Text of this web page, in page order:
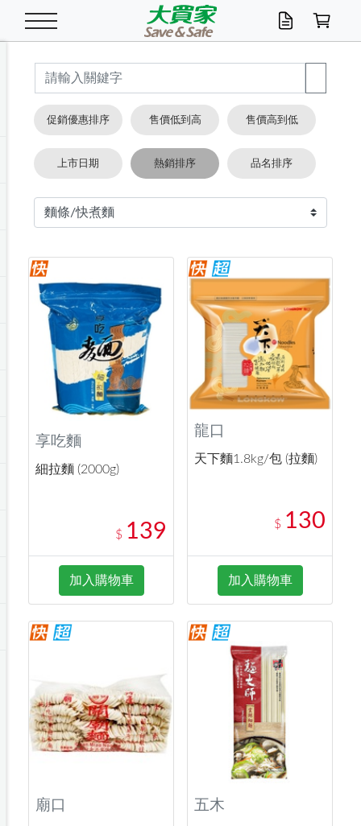
米/五穀/濃湯 米/糙米
五穀/南北貨
湯類/湯塊
油/調味料
食用油
醬油.油膏.蠔油
泡麵 / 麵條
包麵
碗麵/義大利麵
麵條/快煮麵/米粉
魚罐
醬菜/玉米罐
點心罐
休閒零嘴 初一十五拜拜懶
零嘴
堅果/海苔
美味餅乾
餅乾
糕餅/點心
糖果/巧克力
糖果/蜜餞/果凍
巧克力
茶飲料
果汁咖啡
碳酸/礦泉水
機能飲料
箱購飲料
養生保健/常備品 雞精/飲品
機能保健
▶保健品牌推薦
奶粉/穀麥片
奶粉
麥片/玉米片
沖調穀粉/隨手包
特色茶品
綠茶
紅茶
奶茶/花草茶
黑糖桂圓/蜂蜜醋
即溶咖啡
咖啡豆/粉/濾掛
可可/糖/奶精
沐浴乳香皂 沐浴乳
香皂/洗手乳
美髮造型
洗髮/護髮
造型髮品
口腔清潔
牙 刷
牙膏/漱口水
潔顏產品
卸妝/粉刺調理
開架/身體保養
臉部保養
面/眼膜
鍋具/飲水/廚房 鍋具/餐具
保鮮/微波
掃除用具/照明/五金
掃除/清潔用具
洗衣/曬衣用具
電池/延長線
修繕/五金/祭祀
傢飾/收納/衛浴
寢具/家具
收納用品
衛浴/毛巾
寵物食品
寵物清潔/百貨
衛生紙/濕巾 抽取衛生紙/濕巾
廚房紙巾/平版/
箱購免運區
衣物清潔
洗衣精
洗衣粉/皂
漂白水/柔軟精
居家清潔
廚房/餐具清潔
浴廁/水管清潔
居家清潔/除濕芳
衛生棉
成人/嬰兒紙尿褲
箱購免運區
嬰兒尿布
成人紙尿褲
廚房家電 料理鍋具
烤箱/微波/電磁爐
快煮壺/烘碗機
季節家電
除濕/清淨機
風扇/防蚊家電
生活家電
除塵家電
美容家電
電腦周邊
數位週邊
手機/平板周邊
文具/辦公用品 文具用品
辦公文具/收納
玩具/擺設小物
汽機車百貨
機車/腳踏車百貨
汽車百貨
休閒/運動
戶外/休閒用品
健身/按摩/瑜珈
測量/護具/其他
服飾內著
配件
男/女/機能包
冷凍免運 生鮮食品
調理食品
箱購免運
食品免運
清潔用品免運
居家/汽百用品
主題專區
季節活動
店長推薦
這夏不怕熱
促銷優惠排序 售價低到高 售價高到低
上市日期 熱銷排序 品名排序
享吃麵
細拉麵 (2000g)
$ 139
加入購物車
龍口
天下麵1.8kg/包 (拉麵)
$ 130
加入購物車
廟口 五木